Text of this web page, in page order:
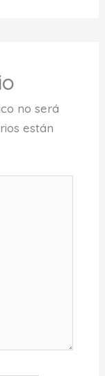
no será
están